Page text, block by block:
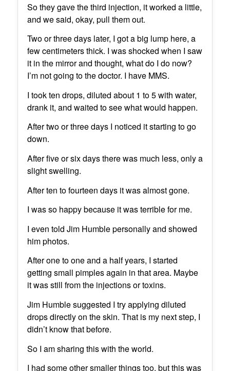
So they gave the third injection, it worked a little,
and we said, okay, pull them out.
Two or three days later, I got a big lump here, a
few centimeters thick. I was shocked when I saw
it in the mirror and thought, what do I do now?
I’m not going to the doctor. I have MMS.
I took ten drops, diluted about 1 to 5 with water,
drank it, and waited to see what would happen.
After two or three days I noticed it starting to go
down.
After five or six days there was much less, only a
slight swelling.
After ten to fourteen days it was almost gone.
I was so happy because it was terrible for me.
I even told Jim Humble personally and showed
him photos.
After one to one and a half years, I started
getting small pimples again in that area. Maybe
it was still from the injections or toxins.
Jim Humble suggested I try applying diluted
drops directly on the skin. That is my next step, I
didn’t know that before.
So I am sharing this with the world.
I had some other smaller things too, but this was